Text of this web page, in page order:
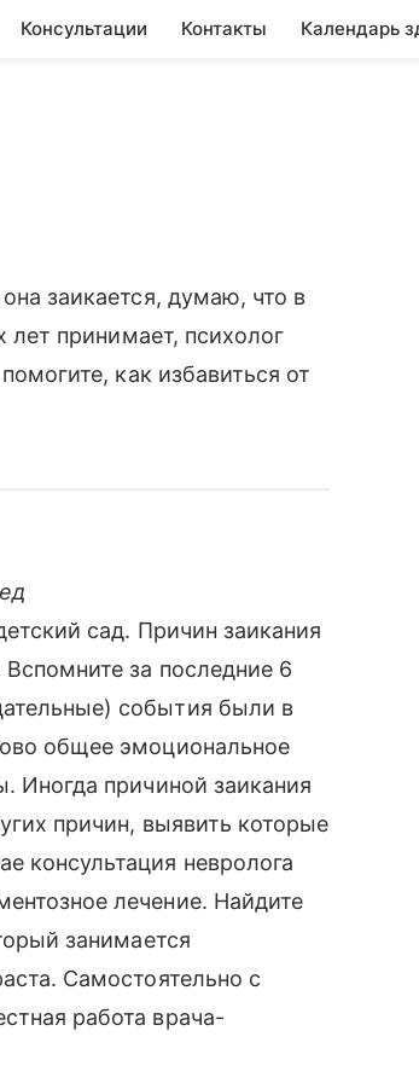
Консультации Контакты Календарь
заикается, думаю, что в
лет принимает, психолог
как избавиться от
сад. Причин заикания
за последние 6
события были в
общее эмоциональное
Иногда причиной заикания
причин, выявить которые
консультация невролога
лечение. Найдите
занимается
Самостоятельно с
работа врача-